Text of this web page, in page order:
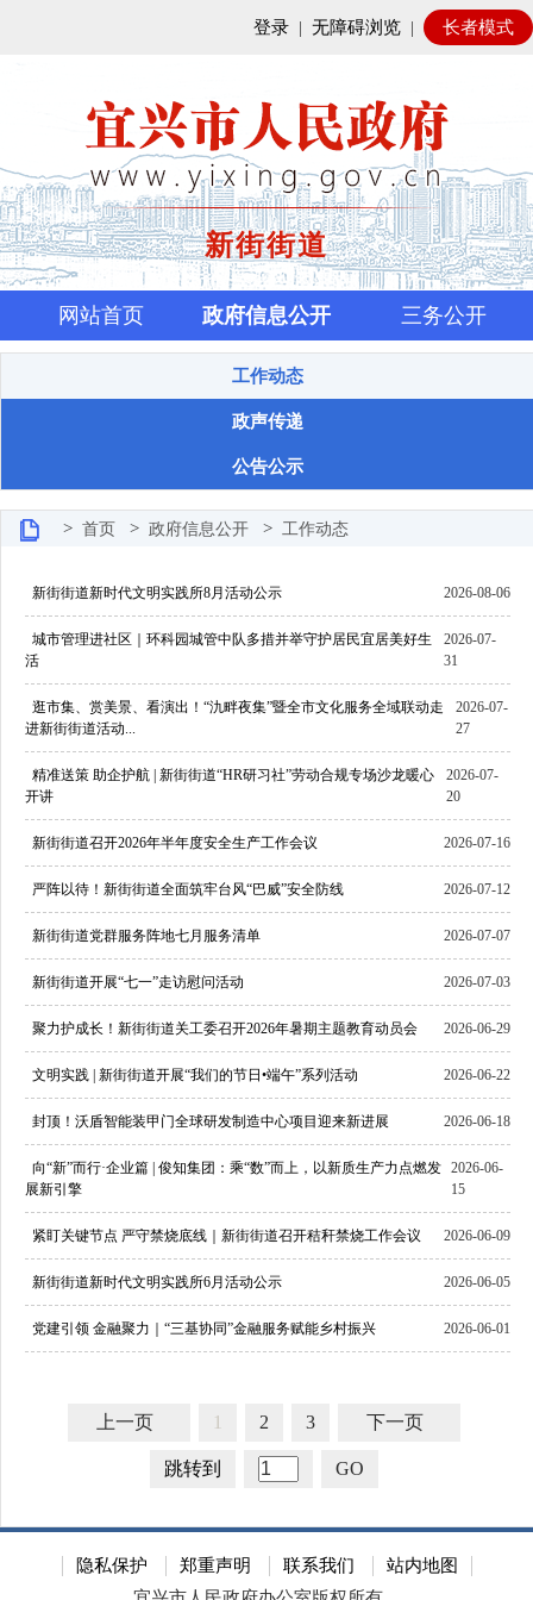
登录 | 无障碍浏览 | 长者模式
新街街道
网站首页 政府信息公开 三务公开
工作动态
政声传递
公告公示
> 首页 > 政府信息公开 > 工作动态
新街街道新时代文明实践所8月活动公示 2026-08-06
城市管理进社区｜环科园城管中队多措并举守护居民宜居美好生
活
2026-07-
31
逛市集、赏美景、看演出！“氿畔夜集”暨全市文化服务全域联动走
进新街街道活动...
2026-07-
27
精准送策 助企护航 | 新街街道“HR研习社”劳动合规专场沙龙暖心
开讲
2026-07-
20
新街街道召开2026年半年度安全生产工作会议 2026-07-16
严阵以待！新街街道全面筑牢台风“巴威”安全防线 2026-07-12
新街街道党群服务阵地七月服务清单 2026-07-07
新街街道开展“七一”走访慰问活动 2026-07-03
聚力护成长！新街街道关工委召开2026年暑期主题教育动员会 2026-06-29
文明实践 | 新街街道开展“我们的节日•端午”系列活动 2026-06-22
封顶！沃盾智能装甲门全球研发制造中心项目迎来新进展 2026-06-18
向“新”而行·企业篇 | 俊知集团：乘“数”而上，以新质生产力点燃发
展新引擎
2026-06-
15
紧盯关键节点 严守禁烧底线｜新街街道召开秸秆禁烧工作会议 2026-06-09
新街街道新时代文明实践所6月活动公示 2026-06-05
党建引领 金融聚力｜“三基协同”金融服务赋能乡村振兴 2026-06-01
上一页 1 2 3 下一页
跳转到 GO
隐私保护 郑重声明 联系我们
站内地图